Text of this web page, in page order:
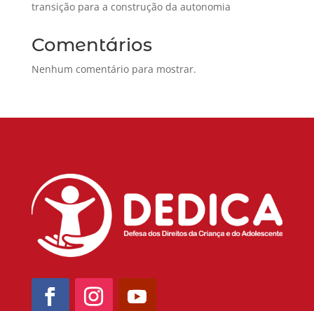
transição para a construção da autonomia
Comentários
Nenhum comentário para mostrar.